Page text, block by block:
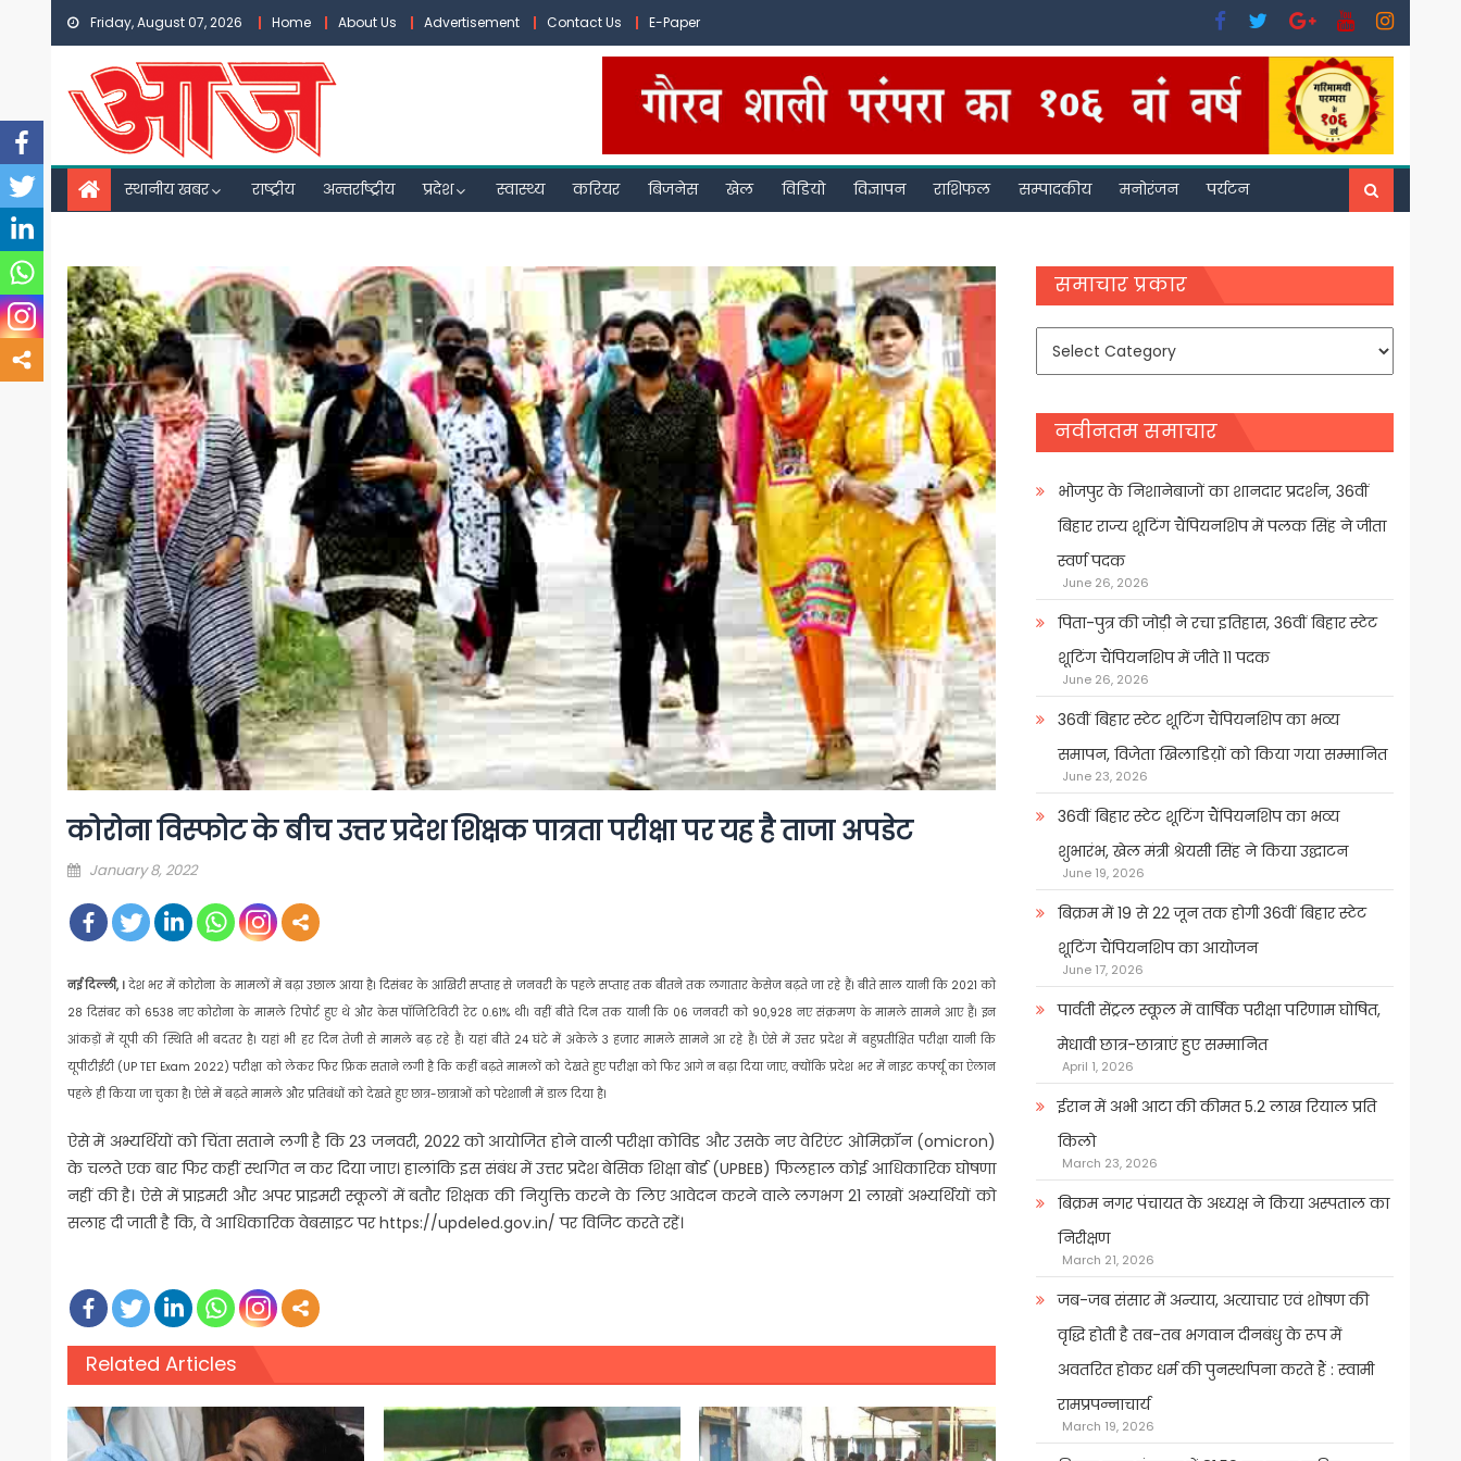
Skip
content
Friday, August 07, 2026 Home About Us Advertisement Contact Us E-Paper
स्थानीय खबर राष्ट्रीय अन्तर्राष्ट्रीय प्रदेश स्वास्थ्य करियर बिजनेस खेल विडियो विज्ञापन राशिफल सम्पादकीय मनोरंजन पर्यटन
कोरोना विस्फोट के बीच उत्तर प्रदेश शिक्षक पात्रता परीक्षा पर यह है ताजा अपडेट
Posted
January 8, 2022
नई दिल्ली, । देश भर में कोरोना के मामलों में बढ़ा उछाल आया है। दिसंबर के आखिरी सप्ताह से जनवरी के पहले सप्ताह तक बीतने तक लगातार केसेज बढ़ते जा रहे हैं। बीते साल यानी कि 2021 को
28 दिसंबर को 6538 नए कोरोना के मामले रिपोर्ट हुए थे और केस पॉजिटिविटी रेट 0.61% थी। वहीं बीते दिन तक यानी कि 06 जनवरी को 90,928 नए संक्रमण के मामले सामने आए हैं। इन
आंकड़ों में यूपी की स्थिति भी बदतर है। यहां भी हर दिन तेजी से मामले बढ़ रहे हैं। यहां बीते 24 घंटे में अकेले 3 हजार मामले सामने आ रहे हैं। ऐसे में उत्तर प्रदेश में बहुप्रतीक्षित परीक्षा यानी कि
यूपीटीईटी (UP TET Exam 2022) परीक्षा को लेकर फिर फ्रिक सताने लगी है कि कहीं बढ़ते मामलों को देखते हुए परीक्षा को फिर आगे न बढ़ा दिया जाए, क्योंकि प्रदेश भर में नाइट कर्फ्यू का ऐलान
पहले ही किया जा चुका है। ऐसे में बढ़ते मामले और प्रतिबंधों को देखते हुए छात्र-छात्राओं को परेशानी में डाल दिया है।
ऐसे में अभ्यर्थियों को चिंता सताने लगी है कि 23 जनवरी, 2022 को आयोजित होने वाली परीक्षा कोविड और उसके नए वेरिएंट ओमिक्रॉन (omicron)
के चलते एक बार फिर कहीं स्थगित न कर दिया जाए। हालांकि इस संबंध में उत्तर प्रदेश बेसिक शिक्षा बोर्ड (UPBEB) फिलहाल कोई आधिकारिक घोषणा
नहीं की है। ऐसे में प्राइमरी और अपर प्राइमरी स्कूलों में बतौर शिक्षक की नियुक्ति करने के लिए आवेदन करने वाले लगभग 21 लाखों अभ्यर्थियों को
सलाह दी जाती है कि, वे आधिकारिक वेबसाइट पर https://updeled.gov.in/ पर विजिट करते रहें।
Related Articles
समाचार प्रकार
समाचार
नवीनतम समाचार
भोजपुर के निशानेबाजों का शानदार प्रदर्शन, 36वीं
बिहार राज्य शूटिंग चैंपियनशिप में पलक सिंह ने जीता
स्वर्ण पदक
June 26, 2026
पिता-पुत्र की जोड़ी ने रचा इतिहास, 36वीं बिहार स्टेट
शूटिंग चैंपियनशिप में जीते 11 पदक
June 26, 2026
36वीं बिहार स्टेट शूटिंग चैंपियनशिप का भव्य
समापन, विजेता खिलाडिय़ों को किया गया सम्मानित
June 23, 2026
36वीं बिहार स्टेट शूटिंग चैंपियनशिप का भव्य
शुभारंभ, खेल मंत्री श्रेयसी सिंह ने किया उद्घाटन
June 19, 2026
बिक्रम में 19 से 22 जून तक होगी 36वीं बिहार स्टेट
शूटिंग चैंपियनशिप का आयोजन
June 17, 2026
पार्वती सेंट्रल स्कूल में वार्षिक परीक्षा परिणाम घोषित,
मेधावी छात्र-छात्राएं हुए सम्मानित
April 1, 2026
ईरान में अभी आटा की कीमत 5.2 लाख रियाल प्रति
किलो
March 23, 2026
बिक्रम नगर पंचायत के अध्यक्ष ने किया अस्पताल का
निरीक्षण
March 21, 2026
जब-जब संसार में अन्याय, अत्याचार एवं शोषण की
वृद्धि होती है तब-तब भगवान दीनबंधु के रूप में
अवतरित होकर धर्म की पुनर्स्थापना करते हैं : स्वामी
रामप्रपन्नाचार्य
March 19, 2026